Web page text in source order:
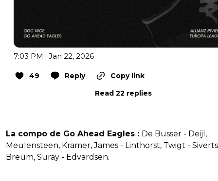
7:03 PM · Jan 22, 2026
49 Reply
Copy link
Read 22 replies
La compo de Go Ahead Eagles : De Busser - Deijl,
Meulensteen, Kramer, James - Linthorst, Twigt -
Breum, Suray - Edvardsen.